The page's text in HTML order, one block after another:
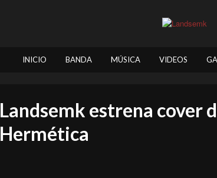
INICIO BANDA MÚSICA VIDEOS
Landsemk estrena cover
Hermética